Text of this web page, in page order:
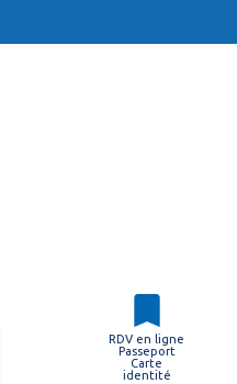
RDV en ligne
Passeport
Carte
identité